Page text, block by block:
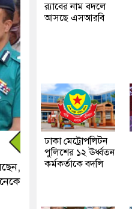
র‍্যাবের নাম বদলে
আসছে এসআরবি
ঢাকা মেট্রোপলিটন
পুলিশের ১২ ঊর্ধ্বতন
কর্মকর্তাকে বদলি